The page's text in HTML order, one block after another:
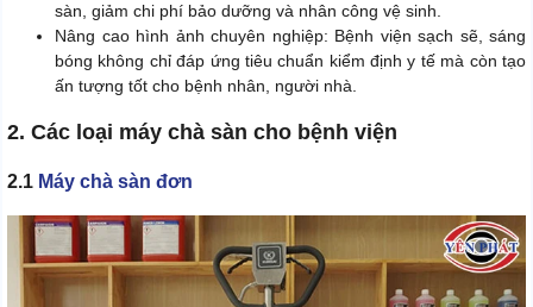
sàn, giảm chi phí bảo dưỡng và nhân công vệ sinh.
Nâng cao hình ảnh chuyên nghiệp: Bệnh viện sạch sẽ, sáng
bóng không chỉ đáp ứng tiêu chuẩn kiểm định y tế mà còn tạo
ấn tượng tốt cho bệnh nhân, người nhà.
2. Các loại máy chà sàn cho bệnh viện
2.1 Máy chà sàn đơn